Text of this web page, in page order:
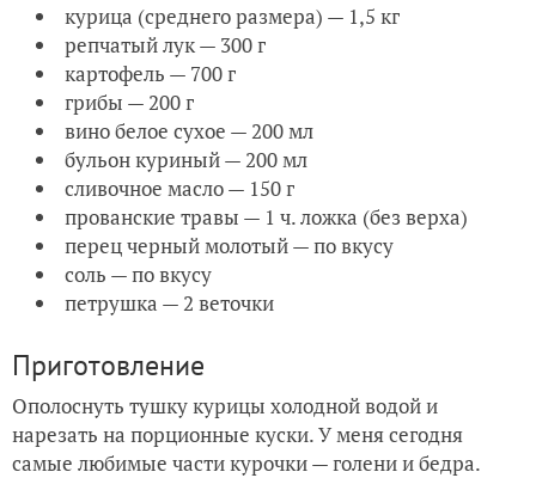
курица (среднего размера) — 1,5 кг
репчатый лук — 300 г
картофель — 700 г
грибы — 200 г
вино белое сухое — 200 мл
бульон куриный — 200 мл
сливочное масло — 150 г
прованские травы — 1 ч. ложка (без верха)
перец черный молотый — по вкусу
соль — по вкусу
петрушка — 2 веточки
Приготовление
Ополоснуть тушку курицы холодной водой и
нарезать на порционные куски. У меня сегодня
самые любимые части курочки — голени и бедра.